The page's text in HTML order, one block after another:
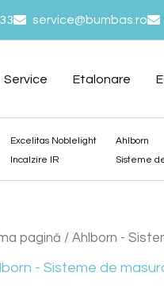
service@bumbas.ro
Service Etalonare
Excelitas Noblelight
Incalzire IR
Ahlborn
Sisteme
pagină / Ahlborn -
- Sisteme de